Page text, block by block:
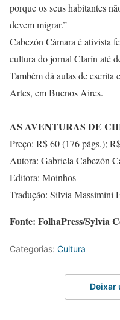
porque os seus habitantes
devem migrar.”
Cabezón Cámara é ativista
cultura do jornal Clarín até
Também dá aulas de
Artes, em Buenos Aires.
AS AVENTURAS DE
Preço: R$ 60 (176 págs.);
Autora: Gabriela Cabezón
Editora: Moinhos
Tradução: Silvia Massimini
Fonte: FolhaPress/Sylvia
Categorias: Cultura
Deixar